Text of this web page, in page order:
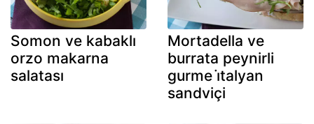
Somon ve kabaklı
orzo makarna
salatası
Mortadella ve
burrata peynirli
gurme i̇talyan
sandviçi